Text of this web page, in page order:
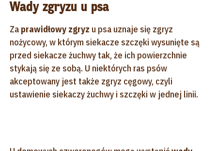
Wady zgryzu u psa
Za prawidłowy zgryz u psa uznaje się zgryz
nożycowy, w którym siekacze szczęki wysunięte są
przed siekacze żuchwy tak, że ich powierzchnie
stykają się ze sobą. U niektórych ras psów
akceptowany jest także zgryz cęgowy, czyli
ustawienie siekaczy żuchwy i szczęki w jednej linii.